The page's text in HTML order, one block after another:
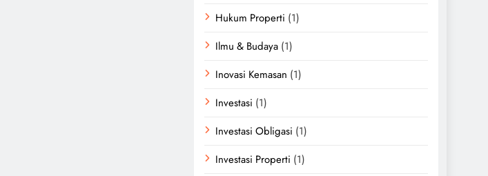
Hukum Properti (1)
Ilmu & Budaya (1)
Inovasi Kemasan (1)
Investasi (1)
Investasi Obligasi (1)
Investasi Properti (1)